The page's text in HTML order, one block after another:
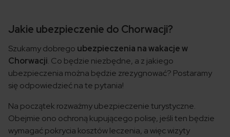
Jakie ubezpieczenie do Chorwacji?
Szukamy dobrego ubezpieczenia na wakacje w
Chorwacji. Co będzie niezbędne, a z jakiego
ubezpieczenia można będzie zrezygnować? Postaramy
się odpowiedzieć na te pytania!
Na początek rozważmy ubezpieczenie turystyczne.
Obejmie ono ochroną kupującego polisę, jeśli ten będzie
wymagać pokrycia kosztów leczenia, a więc wizyty